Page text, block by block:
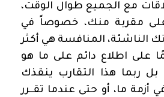
مع الجميع طوال الوقت،
مقربة منك، خصوصاً في
الناشئة، المنافسة هي أكثر
على اطلاع دائم على ما هو
بل ربما هذا التقارب ينقذك
أزمة ما، أو حتى عندما تقــرر